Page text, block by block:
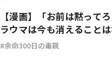
【漫画】「お前は黙っ
ラウマは今も消えること
余命300日の毒親